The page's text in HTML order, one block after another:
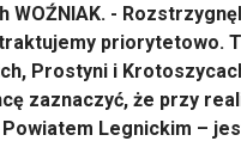
WOŹNIAK. -
priorytetowo.
Prostyni i
zaznaczyć, że przy
Legnickim –